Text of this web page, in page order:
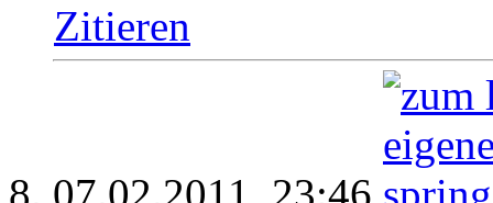
Zitieren